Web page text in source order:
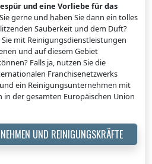
und eine Vorliebe für das
gerne und haben Sie dann ein tolles
Sauberkeit und dem Duft?
Sie mit Reinigungsdienstleistungen
und auf diesem Gebiet
Falls ja, nutzen Sie die
Franchisenetzwerks
ein Reinigungsunternehmen mit
der gesamten Europäischen Union
UND REINIGUNGSKRÄFTE